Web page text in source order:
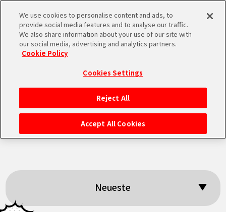
MEN
STARTSEITE
NEUES
HIGHLIGHTS
VIDEOS
Suchergebnisse:
「DRAGON BALL
SUPER DIVERS」
Neueste
We use cookies to personalise content and ads, to
provide social media features and to analyse our traffic.
We also share information about your use of our site with
our social media, advertising and analytics partners.
Cookie Policy
Cookies Settings
Reject All
Accept All Cookies